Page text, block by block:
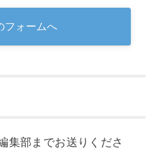
フォームへ
集部までお送りくださ